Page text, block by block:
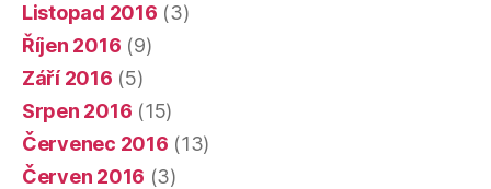
Listopad 2016 (3)
Říjen 2016 (9)
Září 2016 (5)
Srpen 2016 (15)
Červenec 2016 (13)
Červen 2016 (3)